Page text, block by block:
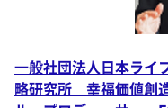
一般社団法人日本ラ
略研究所 幸福価値創